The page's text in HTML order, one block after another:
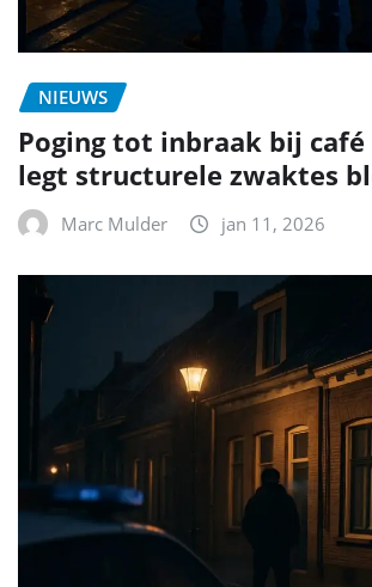
NIEUWS
Poging tot inbraak bij café
legt structurele zwaktes
Marc Mulder jan 11, 2026